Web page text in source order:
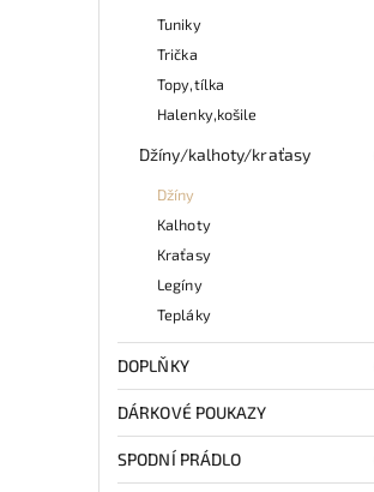
Tuniky
Trička
Topy,tílka
Halenky,košile
Džíny/kalhoty/kraťasy
Džíny
Kalhoty
Kraťasy
Legíny
Tepláky
DOPLŇKY
DÁRKOVÉ POUKAZY
SPODNÍ PRÁDLO